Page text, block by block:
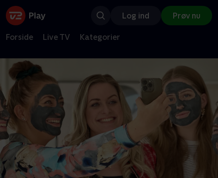
Log ind Prøv nu
Forside Live TV Kategorier